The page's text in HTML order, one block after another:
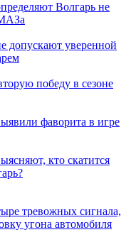
Волгарь не
допускают уверенной
победу в сезоне
фаворита в игре
кто скатится
тревожных сигнала,
угона автомобиля